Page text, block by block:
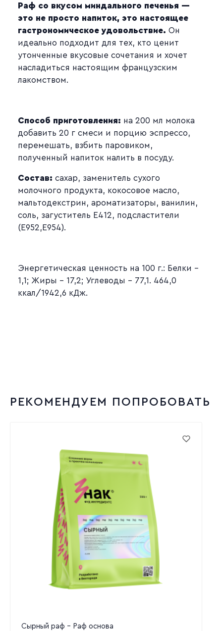
Раф со вкусом миндального печенья —
это не просто напиток, это настоящее
гастрономическое удовольствие. Он
идеально подходит для тех, кто ценит
утонченные вкусовые сочетания и хочет
насладиться настоящим французским
лакомством.
Способ приготовления: на 200 мл молока
добавить 20 г смеси и порцию эспрессо,
перемешать, взбить паровиком,
полученный напиток налить в посуду.
Состав: сахар, заменитель сухого
молочного продукта, кокосовое масло,
мальтодекстрин, ароматизаторы, ванилин,
соль, загуститель Е412, подсластители
(Е952,Е954).
Энергетическая ценность на 100 г.: Белки –
1,1; Жиры – 17,2; Углеводы – 77,1. 464,0
ккал/1942,6 кДж.
РЕКОМЕНДУЕМ ПОПРОБОВАТЬ
Сырный раф - Раф основа